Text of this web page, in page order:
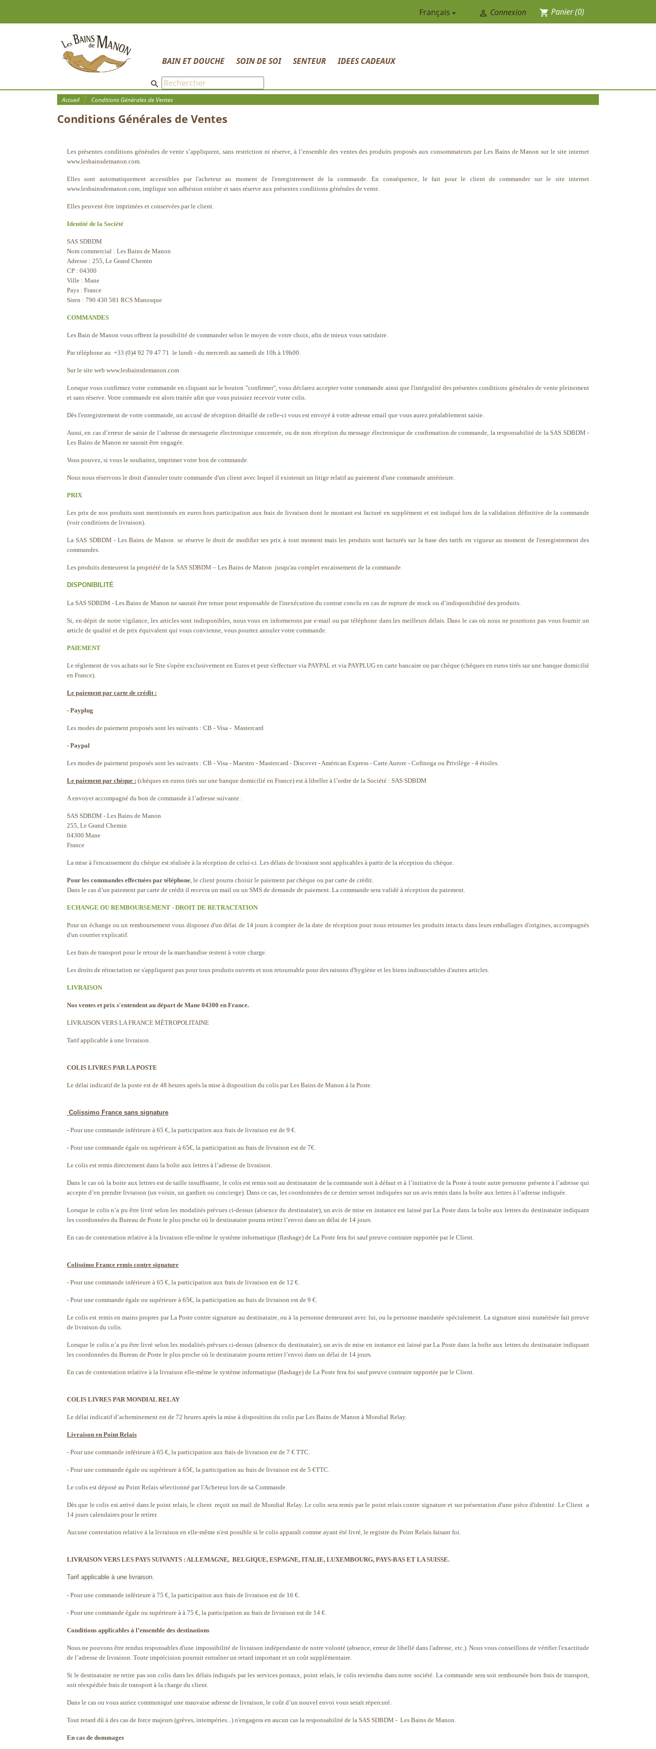
Français  Connexion shopping_cart Panier(0)
BAIN ET DOUCHE SOIN DE SOI SENTEUR IDEES CADEAUX
search
Accueil Conditions Générales de Ventes
Conditions Générales de Ventes
Les présentes conditions générales de vente s’appliquent, sans restriction ni réserve, à l’ensemble des ventes des produits proposés aux consommateurs par Les Bains de Manon sur le site internet
www.lesbainsdemanon.com.
Elles sont automatiquement accessibles par l'acheteur au moment de l'enregistrement de la commande. En conséquence, le fait pour le client de commander sur le site internet
www.lesbainsdemanon.com, implique son adhésion entière et sans réserve aux présentes conditions générales de vente.
Elles peuvent être imprimées et conservées par le client.
Identité de la Société
SAS SDBDM
Nom commercial : Les Bains de Manon
Adresse : 255, Le Grand Chemin
CP : 04300
Ville : Mane
Pays : France
Siren : 790 430 581 RCS Manosque
COMMANDES
Les Bain de Manon vous offrent la possibilité de commander selon le moyen de votre choix, afin de mieux vous satisfaire.
Par téléphone au +33 (0)4 92 79 47 71 le lundi - du mercredi au samedi de 10h à 19h00.
Sur le site web www.lesbainsdemanon.com
Lorsque vous confirmez votre commande en cliquant sur le bouton "confirmer", vous déclarez accepter votre commande ainsi que l'intégralité des présentes conditions générales de vente pleinement
et sans réserve. Votre commande est alors traitée afin que vous puissiez recevoir votre colis.
Dès l'enregistrement de votre commande, un accusé de réception détaillé de celle-ci vous est envoyé à votre adresse email que vous aurez préalablement saisie.
Aussi, en cas d’erreur de saisie de l’adresse de messagerie électronique concernée, ou de non réception du message électronique de confirmation de commande, la responsabilité de la SAS SDBDM -
Les Bains de Manon ne saurait être engagée.
Vous pouvez, si vous le souhaitez, imprimer votre bon de commande.
Nous nous réservons le droit d'annuler toute commande d'un client avec lequel il existerait un litige relatif au paiement d'une commande antérieure.
PRIX
Les prix de nos produits sont mentionnés en euros hors participation aux frais de livraison dont le montant est facturé en supplément et est indiqué lors de la validation définitive de la commande
(voir conditions de livraison).
La SAS SDBDM - Les Bains de Manon se réserve le droit de modifier ses prix à tout moment mais les produits sont facturés sur la base des tarifs en vigueur au moment de l'enregistrement des
commandes.
Les produits demeurent la propriété de la SAS SDBDM – Les Bains de Manon jusqu'au complet encaissement de la commande.
DISPONIBILITÉ
La SAS SDBDM - Les Bains de Manon ne saurait être tenue pour responsable de l'inexécution du contrat conclu en cas de rupture de stock ou d’indisponibilité des produits.
Si, en dépit de notre vigilance, les articles sont indisponibles, nous vous en informerons par e-mail ou par téléphone dans les meilleurs délais. Dans le cas où nous ne pourrions pas vous fournir un
article de qualité et de prix équivalent qui vous convienne, vous pourrez annuler votre commande.
PAIEMENT
Le règlement de vos achats sur le Site s'opère exclusivement en Euros et peut s'effectuer via PAYPAL et via PAYPLUG en carte bancaire ou par chèque (chèques en euros tirés sur une banque domicilié
en France).
Le paiement par carte de crédit :
- Payplug
Les modes de paiement proposés sont les suivants : CB - Visa - Mastercard
- Paypal
Les modes de paiement proposés sont les suivants : CB - Visa - Maestro - Mastercard - Discover - Américan Express - Carte Aurore - Cofinoga ou Privilège - 4 étoiles.
Le paiement par chèque : (chèques en euros tirés sur une banque domicilié en France) est à libeller à l’ordre de la Société : SAS SDBDM
A envoyer accompagné du bon de commande à l’adresse suivante :
SAS SDBDM - Les Bains de Manon
255, Le Grand Chemin
04300 Mane
France
La mise à l'encaissement du chèque est réalisée à la réception de celui-ci. Les délais de livraison sont applicables à partir de la réception du chèque.
Pour les commandes effectuées par téléphone, le client pourra choisir le paiement par chèque ou par carte de crédit.
Dans le cas d’un paiement par carte de crédit il recevra un mail ou un SMS de demande de paiement. La commande sera validé à réception du paiement.
ECHANGE OU REMBOURSEMENT - DROIT DE RETRACTATION
Pour un échange ou un remboursement vous disposez d'un délai de 14 jours à compter de la date de réception pour nous retourner les produits intacts dans leurs emballages d'origines, accompagnés
d'un courrier explicatif.
Les frais de transport pour le retour de la marchandise restent à votre charge.
Les droits de rétractation ne s'appliquent pas pour tous produits ouverts et non retournable pour des raisons d'hygiène et les biens indissociables d'autres articles.
LIVRAISON
Nos ventes et prix s'entendent au départ de Mane 04300 en France.
LIVRAISON VERS LA FRANCE MÉTROPOLITAINE
Tarif applicable à une livraison.
COLIS LIVRES PAR LA POSTE
Le délai indicatif de la poste est de 48 heures après la mise à disposition du colis par Les Bains de Manon à la Poste.
Colissimo France sans signature
- Pour une commande inférieure à 65 €, la participation aux frais de livraison est de 9 €.
- Pour une commande égale ou supérieure à 65€, la participation au frais de livraison est de 7€.
Le colis est remis directement dans la boîte aux lettres à l’adresse de livraison.
Dans le cas où la boite aux lettres est de taille insuffisante, le colis est remis soit au destinataire de la commande soit à défaut et à l’initiative de la Poste à toute autre personne présente à l’adresse qui
accepte d’en prendre livraison (un voisin, un gardien ou concierge). Dans ce cas, les coordonnées de ce dernier seront indiquées sur un avis remis dans la boîte aux lettres à l’adresse indiquée.
Lorsque le colis n’a pu être livré selon les modalités prévues ci-dessus (absence du destinataire), un avis de mise en instance est laissé par La Poste dans la boîte aux lettres du destinataire indiquant
les coordonnées du Bureau de Poste le plus proche où le destinataire pourra retirer l’envoi dans un délai de 14 jours.
En cas de contestation relative à la livraison elle-même le système informatique (flashage) de La Poste fera foi sauf preuve contraire rapportée par le Client.
Colissimo France remis contre signature
- Pour une commande inférieure à 65 €, la participation aux frais de livraison est de 12 €.
- Pour une commande égale ou supérieure à 65€, la participation au frais de livraison est de 9 €.
Le colis est remis en mains propres par La Poste contre signature au destinataire, ou à la personne demeurant avec lui, ou la personne mandatée spécialement. La signature ainsi numérisée fait preuve
de livraison du colis.
Lorsque le colis n’a pu être livré selon les modalités prévues ci-dessus (absence du destinataire), un avis de mise en instance est laissé par La Poste dans la boîte aux lettres du destinataire indiquant
les coordonnées du Bureau de Poste le plus proche où le destinataire pourra retirer l’envoi dans un délai de 14 jours.
En cas de contestation relative à la livraison elle-même le système informatique (flashage) de La Poste fera foi sauf preuve contraire rapportée par le Client.
COLIS LIVRES PAR MONDIAL RELAY
Le délai indicatif d’acheminement est de 72 heures après la mise à disposition du colis par Les Bains de Manon à Mondial Relay.
Livraison en Point Relais
- Pour une commande inférieure à 65 €, la participation aux frais de livraison est de 7 € TTC.
- Pour une commande égale ou supérieure à 65€, la participation au frais de livraison est de 5 €TTC.
Le colis est déposé au Point Relais sélectionné par l'Acheteur lors de sa Commande.
Dès que le colis est arrivé dans le point relais, le client reçoit un mail de Mondial Relay. Le colis sera remis par le point relais contre signature et sur présentation d'une pièce d'identité. Le Client a
14 jours calendaires pour le retirer.
Aucune contestation relative à la livraison en elle-même n'est possible si le colis apparaît comme ayant été livré, le registre du Point Relais faisant foi.
LIVRAISON VERS LES PAYS SUIVANTS : ALLEMAGNE, BELGIQUE, ESPAGNE, ITALIE, LUXEMBOURG, PAYS-BAS ET LA SUISSE.
Tarif applicable à une livraison.
- Pour une commande inférieure à 75 €, la participation aux frais de livraison est de 16 €.
- Pour une commande égale ou supérieure à à 75 €, la participation au frais de livraison est de 14 €.
Conditions applicables à l’ensemble des destinations
Nous ne pouvons être rendus responsables d'une impossibilité de livraison indépendante de notre volonté (absence, erreur de libellé dans l'adresse, etc.). Nous vous conseillons de vérifier l'exactitude
de l’adresse de livraison. Toute imprécision pourrait entraîner un retard important et un coût supplémentaire.
Si le destinataire ne retire pas son colis dans les délais indiqués par les services postaux, point relais, le colis reviendra dans notre société. La commande sera soit remboursée hors frais de transport,
soit réexpédiée frais de transport à la charge du client.
Dans le cas ou vous auriez communiqué une mauvaise adresse de livraison, le coût d’un nouvel envoi vous serait répercuté.
Tout retard dû à des cas de force majeurs (grèves, intempéries...) n'engagera en aucun cas la responsabilité de la SAS SDBDM - Les Bains de Manon.
En cas de dommages